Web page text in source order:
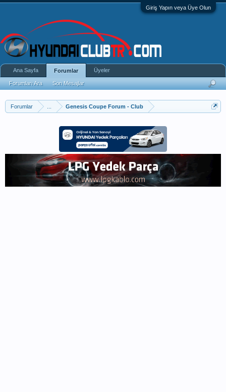
Giriş Yapın veya Üye Olun
Forumlar Genesis Coupe Forum - Club
Ana Sayfa Forumlar
Forumları Ara Son Mesajlar
Üyeler